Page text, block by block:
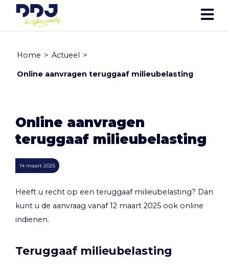
Home > Actueel >
Online aanvragen teruggaaf milieubelasting
Online aanvragen
teruggaaf milieubelasting
14 maart 2025
Heeft u recht op een teruggaaf milieubelasting? Dan
kunt u de aanvraag vanaf 12 maart 2025 ook online
indienen.
Teruggaaf milieubelasting